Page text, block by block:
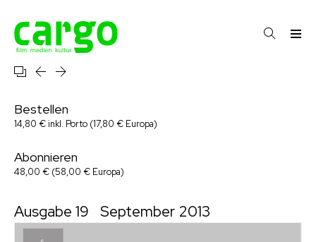
Bestellen
14,80 € inkl. Porto (17,80 € Europa)
Abonnieren
48,00 € (58,00 € Europa)
Ausgabe 19 September 2013